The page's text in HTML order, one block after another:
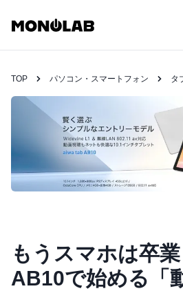
TOP パソコン・スマートフォン タ
もうスマホは卒
AB10で始める「